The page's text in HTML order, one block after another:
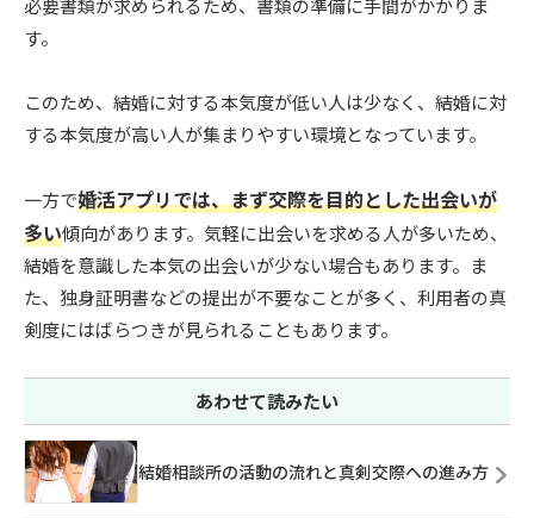
必要書類が求められるため、書類の準備に手間がかかりま
す。
このため、結婚に対する本気度が低い人は少なく、結婚に対
する本気度が高い人が集まりやすい環境となっています。
一方で婚活アプリでは、まず交際を目的とした出会いが
多い傾向があります。気軽に出会いを求める人が多いため、
結婚を意識した本気の出会いが少ない場合もあります。ま
た、独身証明書などの提出が不要なことが多く、利用者の真
剣度にはばらつきが見られることもあります。
あわせて読みたい
結婚相談所の活動の流れと真剣交際への進み方